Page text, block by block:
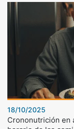
18/10/2025
Crononutrición en